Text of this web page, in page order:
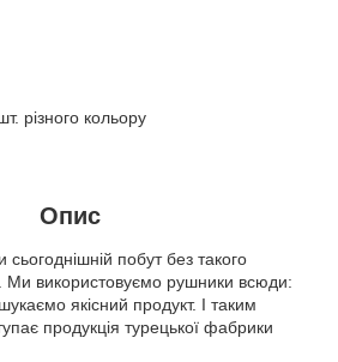
різного кольору
Опис
побут без такого
Ми використовуємо рушники всюди:
якісний продукт. І таким
продукція турецької фабрики